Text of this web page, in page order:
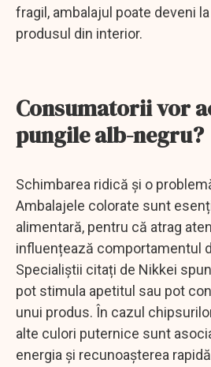
fragil, ambalajul poate deveni
produsul din interior.
Consumatorii vor
pungile alb-negru?
Schimbarea ridică și o
Ambalajele colorate sunt
alimentară, pentru că atrag
influențează comportamentul
Specialiștii citați de Nikkei
pot stimula apetitul sau pot
unui produs. În cazul
alte culori puternice sunt
energia și recunoașterea